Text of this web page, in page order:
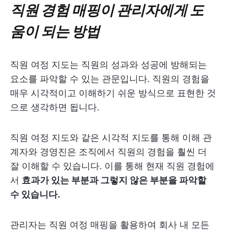
직원 경험 매핑이 관리자에게 도
움이 되는 방법
직원 여정 지도는 직원의 성과와 성공에 방해되는
요소를 파악할 수 있는 관문입니다. 직원의 경험을
매우 시각적이고 이해하기 쉬운 방식으로 표현한 것
으로 생각하면 됩니다.
직원 여정 지도와 같은 시각적 지도를 통해 이해 관
계자와 경영진은 조직에서 직원의 경험을 훨씬 더
잘 이해할 수 있습니다. 이를 통해 현재 직원 경험에
서 효과가 있는 부분과 그렇지 않은 부분을 파악할
수 있습니다.
관리자는 직원 여정 매핑을 활용하여 회사 내 모든